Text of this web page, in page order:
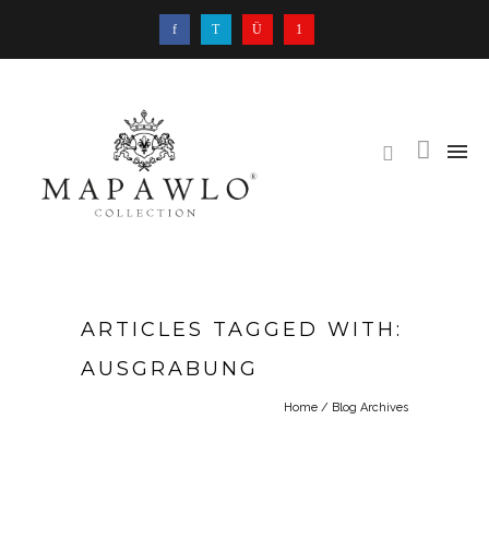
ARTICLES TAGGED WITH:
AUSGRABUNG
Home / Blog Archives